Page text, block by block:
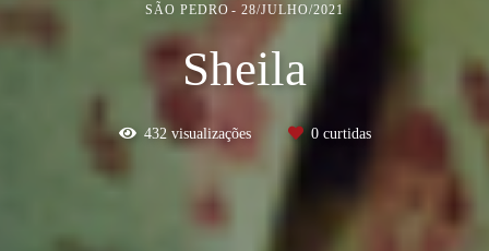
SÃO PEDRO
28/JULHO/2021
Sheila
432 visualizações 0curtidas